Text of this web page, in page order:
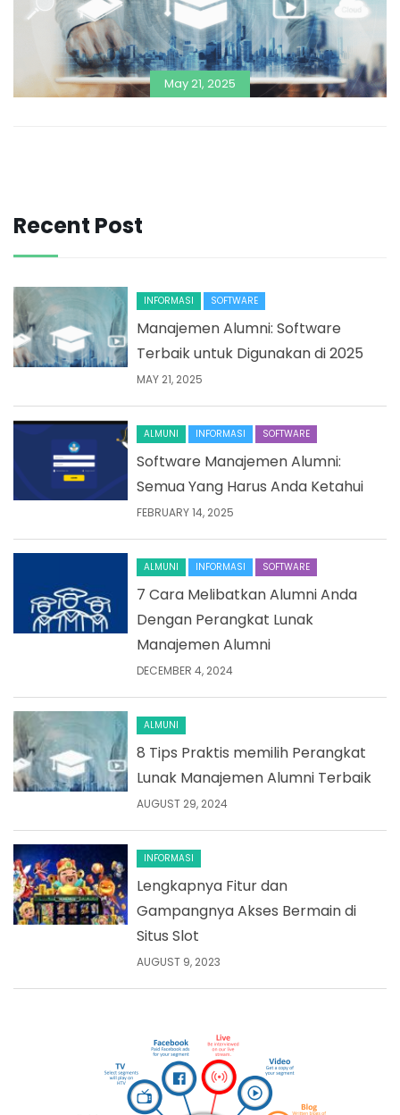
May 21, 2025
Recent Post
INFORMASI SOFTWARE
Manajemen Alumni: Software
Terbaik untuk Digunakan di 2025
MAY 21, 2025
ALMUNI INFORMASI SOFTWARE
Software Manajemen Alumni:
Semua Yang Harus Anda Ketahui
FEBRUARY 14, 2025
ALMUNI INFORMASI SOFTWARE
7 Cara Melibatkan Alumni Anda
Dengan Perangkat Lunak
Manajemen Alumni
DECEMBER 4, 2024
ALMUNI
8 Tips Praktis memilih Perangkat
Lunak Manajemen Alumni Terbaik
AUGUST 29, 2024
INFORMASI
Lengkapnya Fitur dan
Gampangnya Akses Bermain di
Situs Slot
AUGUST 9, 2023